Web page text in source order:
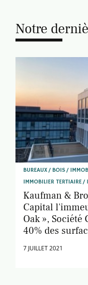
Notre
BUREAUX BOIS
IMMOBILIER TERTIAIRE
Kaufman &
Capital
Oak »,
40% des
7 JUILLET 2021